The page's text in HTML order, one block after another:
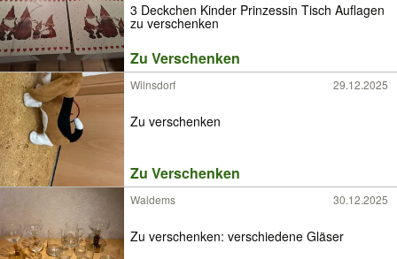
3 Deckchen Kinder Prinzessin Tisch Auflagen
zu verschenken
Zu Verschenken
Wilnsdorf 29.12.2025
Zu verschenken
Zu Verschenken
Waldems 30.12.2025
Zu verschenken: verschiedene Gläser